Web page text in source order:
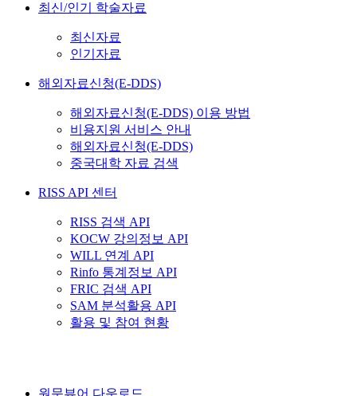
최신/인기 학술자료
최신자료
인기자료
해외자료신청(E-DDS)
해외자료신청(E-DDS) 이용 방법
비용지원 서비스 안내
해외자료신청(E-DDS)
중국대학 자료 검색
RISS API 센터
RISS 검색 API
KOCW 강의정보 API
WILL 연계 API
Rinfo 통계정보 API
FRIC 검색 API
SAM 분석활용 API
활용 및 참여 현황
원문뷰어 다운로드